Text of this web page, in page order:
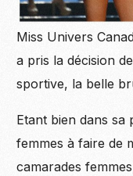
Miss Univers
a pris la décision
sportive, la belle
Etant bien dans sa
femmes à faire de
camarades